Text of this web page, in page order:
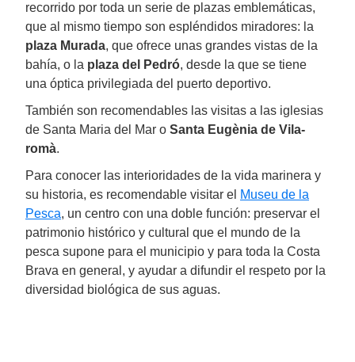
recorrido por toda un serie de plazas emblemáticas,
que al mismo tiempo son espléndidos miradores: la
plaza Murada, que ofrece unas grandes vistas de la
bahía, o la plaza del Pedró, desde la que se tiene
una óptica privilegiada del puerto deportivo.
También son recomendables las visitas a las iglesias
de Santa Maria del Mar o Santa Eugènia de Vila-
romà.
Para conocer las interioridades de la vida marinera y
su historia, es recomendable visitar el Museu de la
Pesca, un centro con una doble función: preservar el
patrimonio histórico y cultural que el mundo de la
pesca supone para el municipio y para toda la Costa
Brava en general, y ayudar a difundir el respeto por la
diversidad biológica de sus aguas.